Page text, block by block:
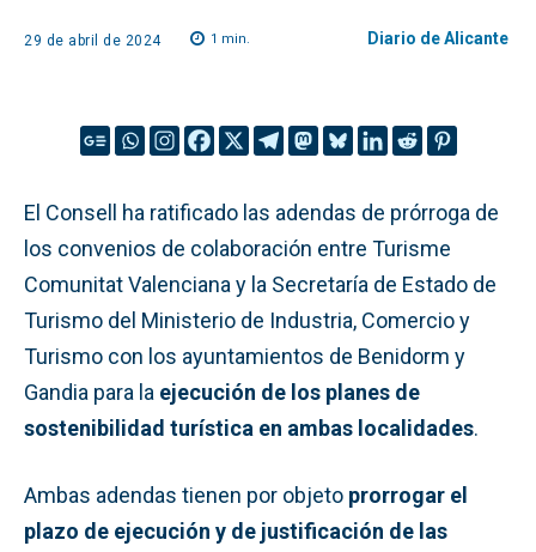
29 de abril de 2024 1 min. Diario de Alicante
El Consell ha ratificado las adendas de prórroga de
los convenios de colaboración entre Turisme
Comunitat Valenciana y la Secretaría de Estado de
Turismo del Ministerio de Industria, Comercio y
Turismo con los ayuntamientos de Benidorm y
Gandia para la ejecución de los planes de
sostenibilidad turística en ambas localidades.
Ambas adendas tienen por objeto prorrogar el
plazo de ejecución y de justificación de las